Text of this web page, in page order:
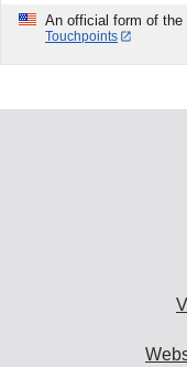
An official form of the
Touchpoints